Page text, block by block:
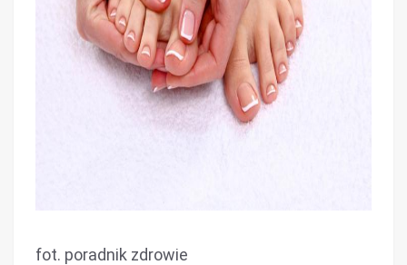
fot. poradnik zdrowie